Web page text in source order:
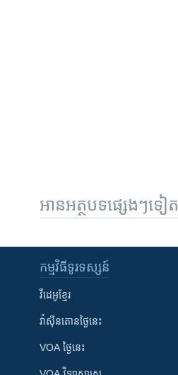
អានអត្ថបទផ្សេងៗទៀត
កម្មវិធី​ទូរទស្សន៍
វីដេអូ​ខ្មែរ
វ៉ាស៊ីនតោន​ថ្ងៃ​នេះ
VOA ថ្ងៃនេះ